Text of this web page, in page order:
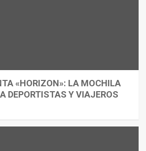
«HORIZON»: LA MOCHILA
DEPORTISTAS Y VIAJEROS